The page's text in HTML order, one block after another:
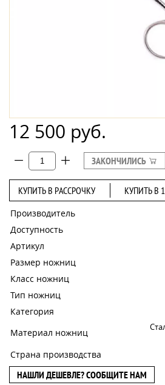
12 500 руб.
ЗАКОНЧИЛИСЬ
КУПИТЬ В РАССРОЧКУ КУПИТЬ В
Производитель
Доступность
Артикул
Размер ножниц
Класс ножниц
Тип ножниц
Категория
Материал ножниц
Страна производства
НАШЛИ ДЕШЕВЛЕ? СООБЩИТЕ НАМ